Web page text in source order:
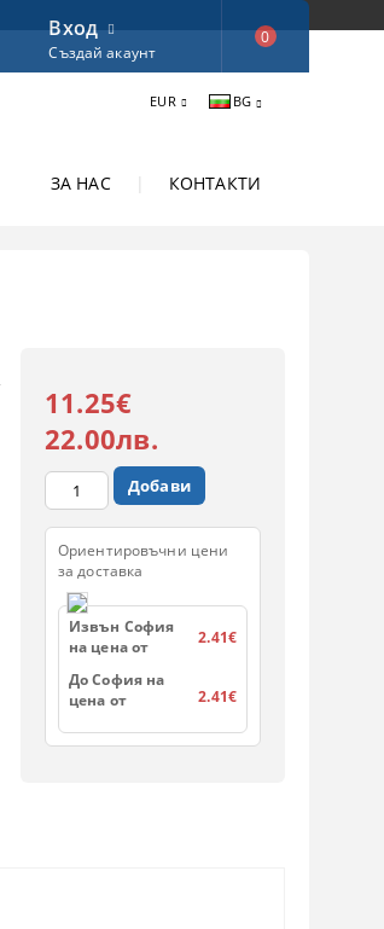
EUR BG
ЗА НАС КОНТАКТИ
Вход
Създай акаунт
0
11.25€
22.00лв.
Ориентировъчни цени
за доставка
Извън София
на цена от
2.41€
До София на
цена от
2.41€